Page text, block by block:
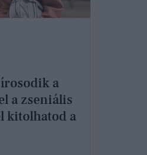
a
a zseniális
kitolhatod a